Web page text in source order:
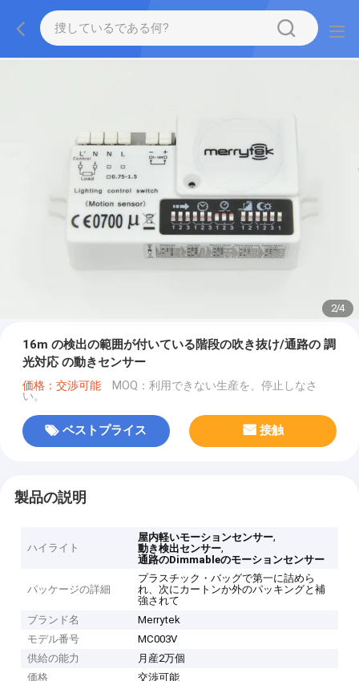
2/4
16m の検出の範囲が付いている階段の吹き抜け/通路の 調
光対応 の動きセンサー
価格：交渉可能 MOQ：利用できない生産を、停止しなさ
い。
ベストプライス 接触
製品の説明
ハイライト
屋内軽いモーションセンサー,
動き検出センサー,
通路のDimmableのモーションセンサー
パッケージの詳細
プラスチック・バッグで第一に詰めら
れ、次にカートンか外のパッキングと補
強されて
ブランド名
Merrytek
モデル番号
MC003V
供給の能力
月産2万個
価格
交渉可能